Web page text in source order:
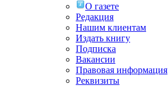
О газете
Редакция
Нашим клиентам
Издать книгу
Подписка
Вакансии
Правовая информация
Реквизиты